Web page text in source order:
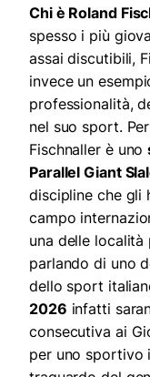
Chi è Roland
spesso i più
assai discutibili,
invece un
professionalità,
nel suo sport.
Fischnaller è uno
Parallel Giant
discipline che gli
campo
una delle
parlando di uno
dello sport
2026 infatti
consecutiva ai
per uno sportivo